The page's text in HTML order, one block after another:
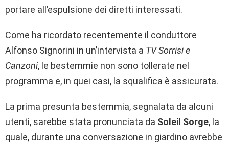
portare all’espulsione dei diretti interessati.
Come ha ricordato recentemente il conduttore
Alfonso Signorini in un’intervista a TV Sorrisi e
Canzoni, le bestemmie non sono tollerate nel
programma e, in quei casi, la squalifica è assicurata.
La prima presunta bestemmia, segnalata da alcuni
utenti, sarebbe stata pronunciata da Soleil Sorge, la
quale, durante una conversazione in giardino avrebbe